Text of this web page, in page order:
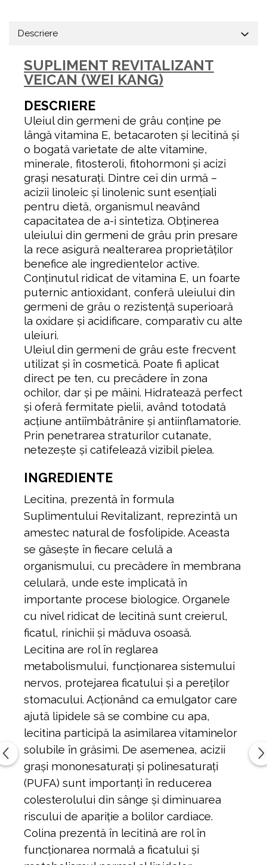
Descriere
SUPLIMENT REVITALIZANT
VEICAN (WEI KANG)
DESCRIERE
Uleiul din germeni de grâu conține pe
lângă vitamina E, betacaroten și lecitină și
o bogată varietate de alte vitamine,
minerale, fitosteroli, fitohormoni și acizi
grași nesaturați. Dintre cei din urmă –
acizii linoleic și linolenic sunt esențiali
pentru dietă, organismul neavând
capacitatea de a-i sintetiza. Obținerea
uleiului din germeni de grâu prin presare
la rece asigură nealterarea proprietăților
benefice ale ingredientelor active.
Conținutul ridicat de vitamina E, un foarte
puternic antioxidant, conferă uleiului din
germeni de grâu o rezistență superioară
la oxidare și acidificare, comparativ cu alte
uleiuri.
Uleiul din germeni de grâu este frecvent
utilizat și în cosmetică. Poate fi aplicat
direct pe ten, cu precădere în zona
ochilor, dar și pe mâini. Hidratează perfect
și oferă fermitate pielii, având totodată
acțiune antiîmbătrânire și antiinflamatorie.
Prin penetrarea straturilor cutanate,
netezește și catifelează vizibil pielea.
INGREDIENTE
Lecitina, prezentă în formula
Suplimentului Revitalizant, reprezintă un
amestec natural de fosfolipide. Aceasta
se găsește în fiecare celulă a
organismului, cu precădere în membrana
celulară, unde este implicată în
importante procese biologice. Organele
cu nivel ridicat de lecitină sunt creierul,
ficatul, rinichii și măduva osoasă.
Lecitina are rol în reglarea
metabolismului, funcționarea sistemului
nervos, protejarea ficatului și a pereților
stomacului. Acționând ca emulgator care
ajută lipidele să se combine cu apa,
lecitina participă la asimilarea vitaminelor
solubile în grăsimi. De asemenea, acizii
grași mononesaturați și polinesaturați
(PUFA) sunt importanți în reducerea
colesterolului din sânge și diminuarea
riscului de apariție a bolilor cardiace.
Colina prezentă în lecitină are rol în
funcționarea normală a ficatului și